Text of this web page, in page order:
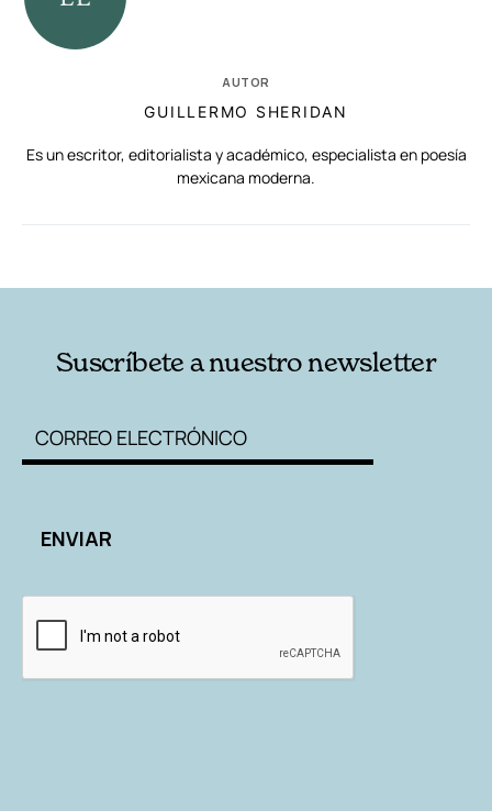
AUTOR
GUILLERMO SHERIDAN
Es un escritor, editorialista y académico, especialista en poesía
mexicana moderna.
Suscríbete a nuestro newsletter